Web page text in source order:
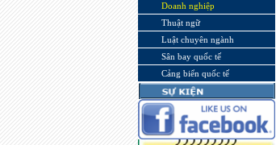
Doanh nghiệp
Thuật ngữ
Luật chuyên ngành
Sân bay quốc tế
Cảng biển quốc tế